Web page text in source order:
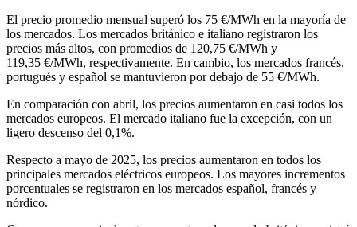
El precio promedio mensual superó los 75 €/MWh en la mayoría de
los mercados. Los mercados británico e italiano registraron los
precios más altos, con promedios de 120,75 €/MWh y
119,35 €/MWh, respectivamente. En cambio, los mercados francés,
portugués y español se mantuvieron por debajo de 55 €/MWh.
En comparación con abril, los precios aumentaron en casi todos los
mercados europeos. El mercado italiano fue la excepción, con un
ligero descenso del 0,1%.
Respecto a mayo de 2025, los precios aumentaron en todos los
principales mercados eléctricos europeos. Los mayores incrementos
porcentuales se registraron en los mercados español, francés y
nórdico.